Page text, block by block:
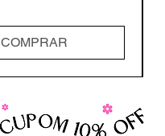
COMPRAR